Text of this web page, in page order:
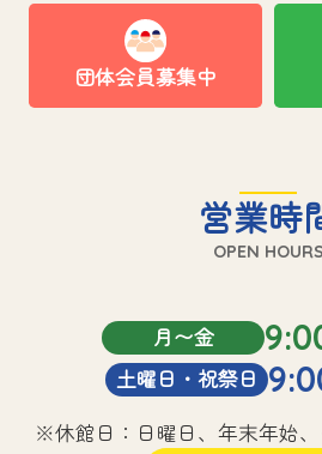
団体会員募集中
営業時
OPEN HOURS
月〜金
土曜日・祝祭日
※休館日：日曜日、年末年始